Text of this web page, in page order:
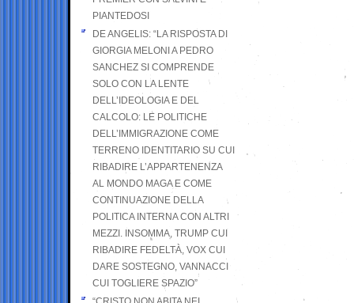
PIANTEDOSI
DE ANGELIS: “LA RISPOSTA DI
GIORGIA MELONI A PEDRO
SANCHEZ SI COMPRENDE
SOLO CON LA LENTE
DELL’IDEOLOGIA E DEL
CALCOLO: LE POLITICHE
DELL’IMMIGRAZIONE COME
TERRENO IDENTITARIO SU CUI
RIBADIRE L’APPARTENENZA
AL MONDO MAGA E COME
CONTINUAZIONE DELLA
POLITICA INTERNA CON ALTRI
MEZZI. INSOMMA, TRUMP CUI
RIBADIRE FEDELTÀ, VOX CUI
DARE SOSTEGNO, VANNACCI
CUI TOGLIERE SPAZIO”